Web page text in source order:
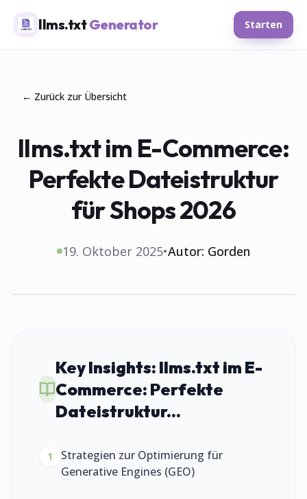
llms.txtGenerator Starten
← Zurück zur Übersicht
llms.txt im E-Commerce:
Perfekte Dateistruktur
für Shops 2026
19. Oktober 2025•Autor: Gorden
Key Insights: llms.txt im E-
Commerce: Perfekte
Dateistruktur...
1
Strategien zur Optimierung für
Generative Engines (GEO)